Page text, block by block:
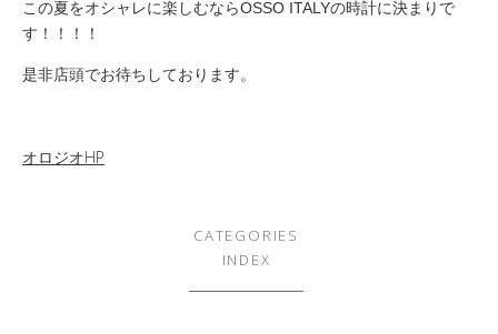
この夏をオシャレに楽しむならOSSO ITALYの時計に決まりで
す！！！！
是非店頭でお待ちしております。
オロジオHP
CATEGORIES
INDEX